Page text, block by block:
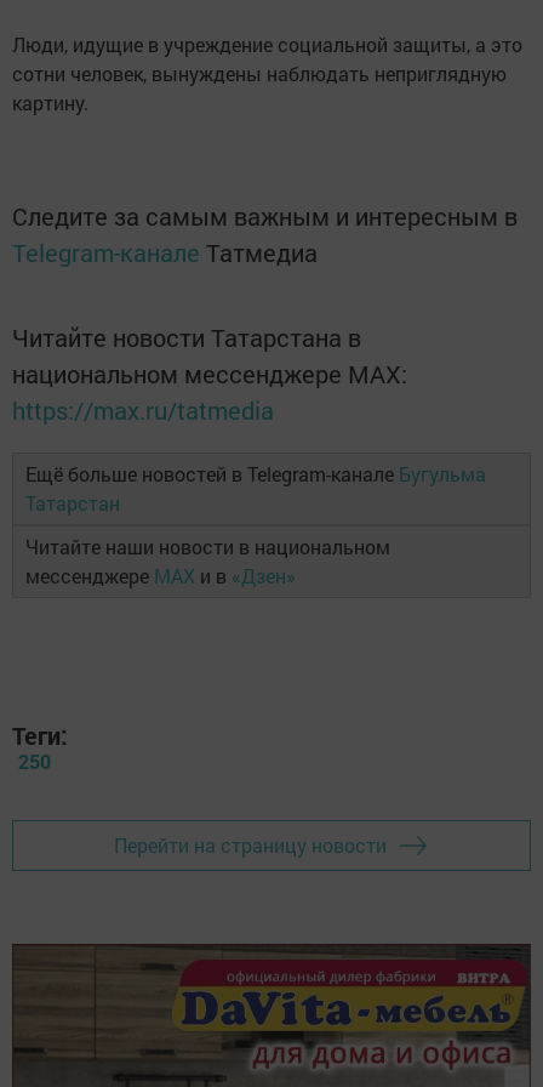
Люди, идущие в учреждение социальной защиты, а это
сотни человек, вынуждены наблюдать неприглядную
картину.
Следите за самым важным и интересным в
Telegram-канале Татмедиа
Читайте новости Татарстана в
национальном мессенджере MАХ:
https://max.ru/tatmedia
Ещё больше новостей в Telegram-канале Бугульма
Татарстан
Читайте наши новости в национальном
мессенджере MAX и в «Дзен»
Теги:
250
Перейти на страницу новости